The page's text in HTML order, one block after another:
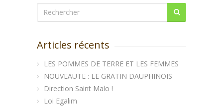
Articles récents
LES POMMES DE TERRE ET LES FEMMES
NOUVEAUTE : LE GRATIN DAUPHINOIS
Direction Saint Malo !
Loi Egalim